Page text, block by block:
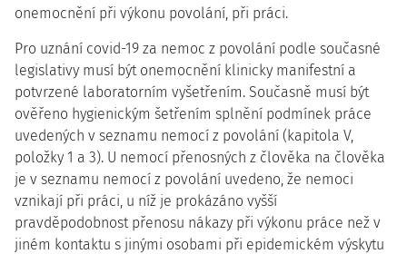
onemocnění při výkonu povolání, při práci.
Pro uznání covid-19 za nemoc z povolání podle současné
legislativy musí být onemocnění klinicky manifestní a
potvrzené laboratorním vyšetřením. Současně musí být
ověřeno hygienickým šetřením splnění podmínek práce
uvedených v seznamu nemocí z povolání (kapitola V,
položky 1 a 3). U nemocí přenosných z člověka na člověka
je v seznamu nemocí z povolání uvedeno, že nemoci
vznikají při práci, u níž je prokázáno vyšší
pravděpodobnost přenosu nákazy při výkonu práce než v
jiném kontaktu s jinými osobami při epidemickém výskytu